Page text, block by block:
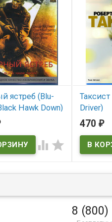
ястреб (Blu-
Hawk Down)
Down  
Таксист
Driver)
В
Taxi Driver
470 ₽
8